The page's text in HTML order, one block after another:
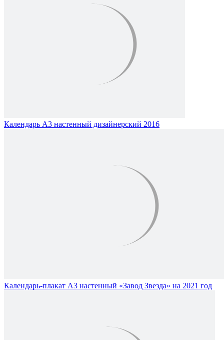
Календарь А3 настенный дизайнерский 2016
Календарь-плакат А3 настенный «Завод Звезда» на 2021 год